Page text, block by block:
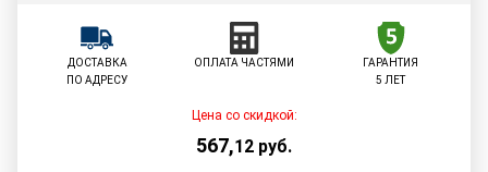
ДОСТАВКА
ПО АДРЕСУ
ОПЛАТА ЧАСТЯМИ
ГАРАНТИЯ
5 ЛЕТ
Цена со скидкой:
567,12 руб.